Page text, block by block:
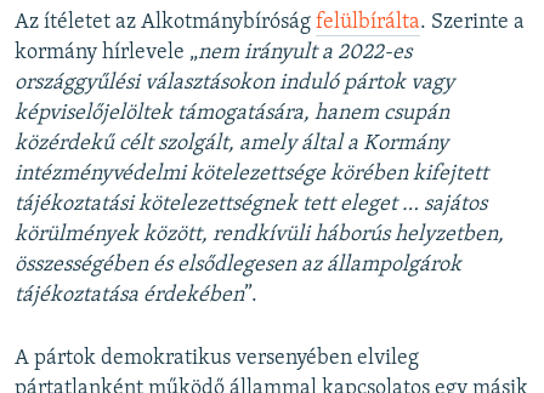
Az ítéletet az Alkotmánybíróság felülbírálta. Szerinte a
kormány hírlevele „nem irányult a 2022-es
országgyűlési választásokon induló pártok vagy
képviselőjelöltek támogatására, hanem csupán
közérdekű célt szolgált, amely által a Kormány
intézményvédelmi kötelezettsége körében kifejtett
tájékoztatási kötelezettségnek tett eleget … sajátos
körülmények között, rendkívüli háborús helyzetben,
összességében és elsődlegesen az állampolgárok
tájékoztatása érdekében”.
A pártok demokratikus versenyében elvileg